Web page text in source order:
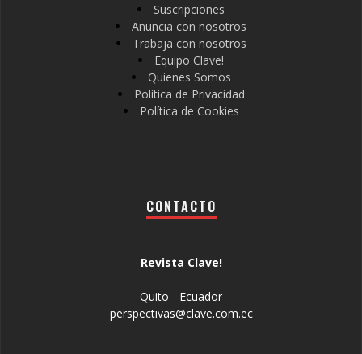
Suscripciones
Anuncia con nosotros
Trabaja con nosotros
Equipo Clave!
Quienes Somos
Política de Privacidad
Política de Cookies
CONTACTO
Revista Clave!
Quito - Ecuador
perspectivas@clave.com.ec